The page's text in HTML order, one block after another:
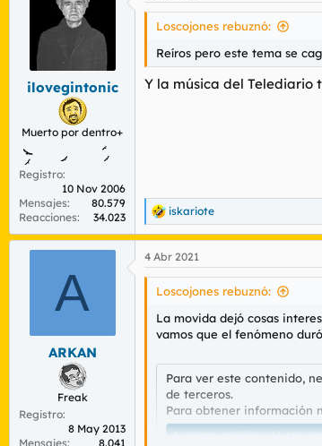
ilovegintonic
Muerto por dentro+
Registro
10 Nov 2006
Mensajes
80.579
Reacciones
34.023
Loscojones rebuznó:
Reíros pero este tema se
Y la música del Telediario
R
e
c
c
e
iskariote
A
ARKAN
Freak
Registro
8 May 2013
Mensajes
8.041
4 Abr 2021
Loscojones rebuznó:
La movida dejó cosas
vamos que el fenómeno
Para ver este contenido,
de terceros.
Para obtener información
Aceptar cookies de